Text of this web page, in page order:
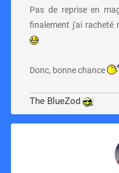
Pas de reprise en
finalement j'ai racheté
Donc, bonne chance
The BlueZod